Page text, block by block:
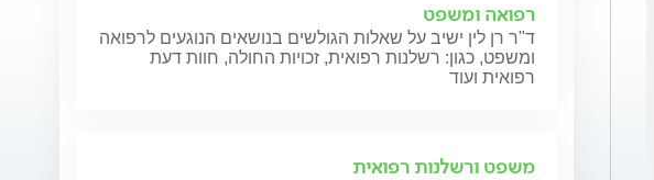
רפואה ומשפט
ד"ר רן לין ישיב על שאלות הגולשים בנושאים הנוגעים לרפואה
ומשפט, כגון: רשלנות רפואית, זכויות החולה, חוות דעת
רפואית ועוד
משפט ורשלנות רפואית